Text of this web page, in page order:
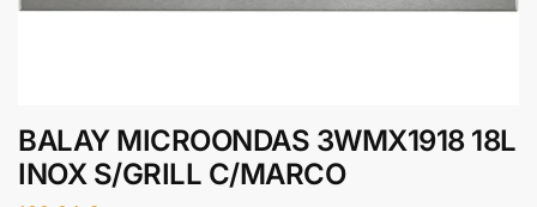
BALAY MICROONDAS 3WMX1918 18L
INOX S/GRILL C/MARCO